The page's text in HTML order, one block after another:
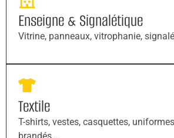
Enseigne & Signalétique
Vitrine, panneaux, vitrophanie,
Textile
T-shirts, vestes, casquettes,